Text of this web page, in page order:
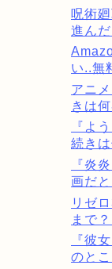
呪術
進ん
い..無
アニ
きは
『よ
続き
『炎
画だ
リゼ
まで
『彼
のと